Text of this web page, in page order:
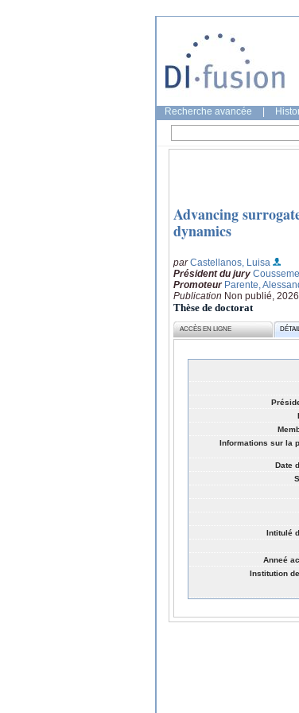
Recherche avancée
Advancing
dynamics
parCastellanos, Luisa
Président du jury
Promoteur Parente,
Publication Non publié,
Thèse de doctorat
ACCÈS EN LIGNE
Informations sur la
Date
Intitulé
Anneé
Institution